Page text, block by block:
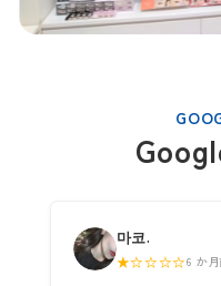
마코.
★☆☆☆☆6 か